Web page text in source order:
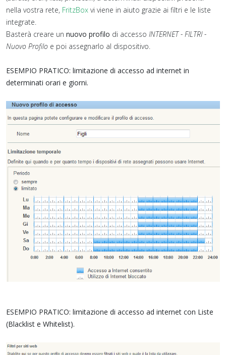
nella vostra rete, FritzBox vi viene in aiuto grazie ai filtri e le liste
integrate.
Basterà creare un nuovo profilo di accesso INTERNET - FILTRI -
Nuovo Profilo e poi assegnarlo al dispositivo.
ESEMPIO PRATICO: limitazione di accesso ad internet in
determinati orari e giorni.
ESEMPIO PRATICO: limitazione di accesso ad internet con Liste
(Blacklist e Whitelist).